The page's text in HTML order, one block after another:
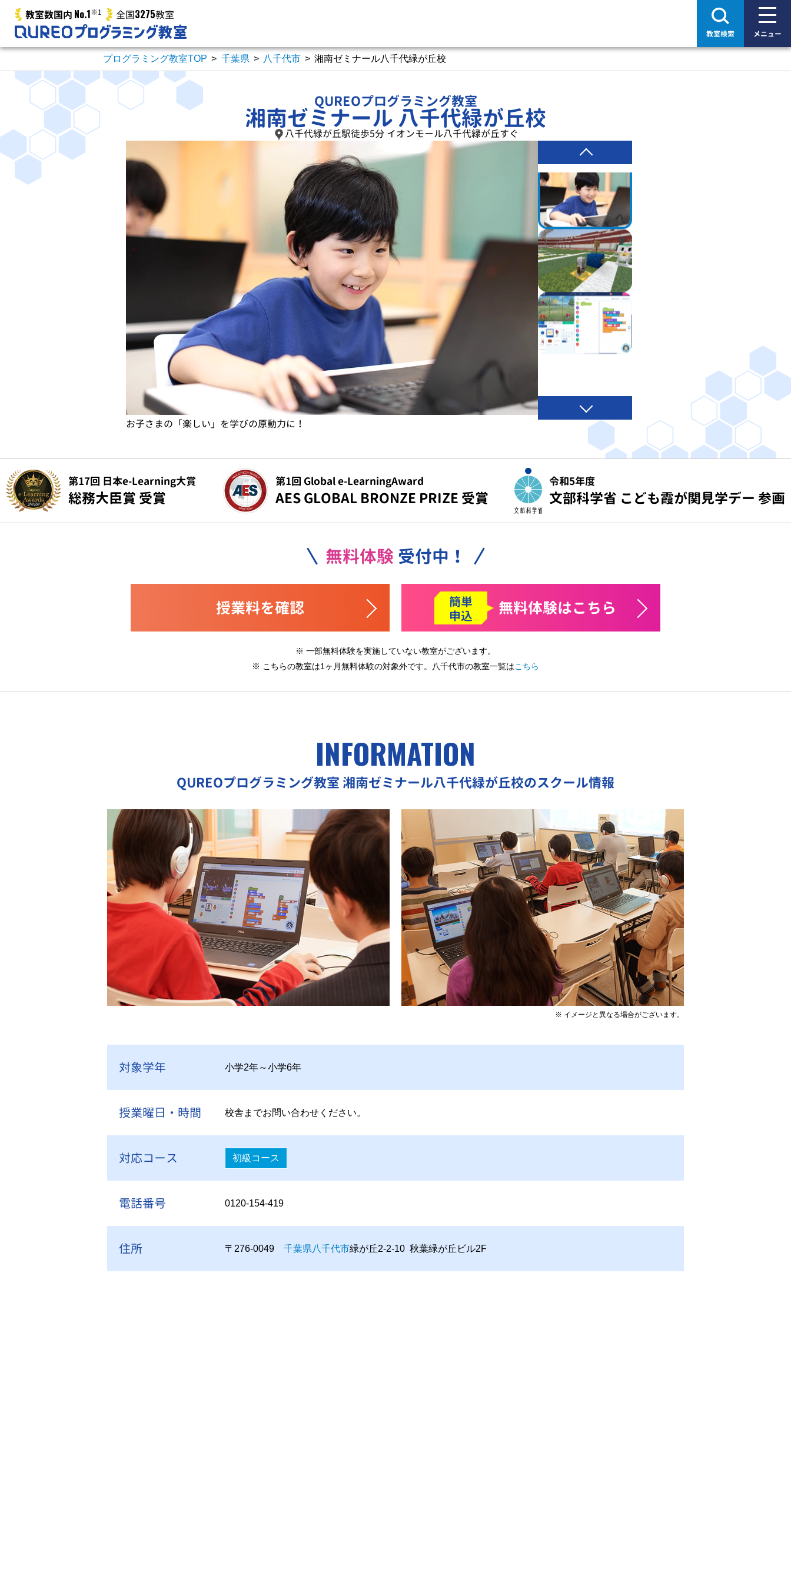
教室数国内 No.1※1 全国3275教室
教室検索 メニュー
プログラミング教室TOP > 千葉県 > 八千代市 > 湘南ゼミナール八千代緑が丘校
QUREOプログラミング教室
湘南ゼミナール 八千代緑が丘校
八千代緑が丘駅徒歩5分 イオンモール八千代緑が丘すぐ
初めはマイクラで楽しく基本を学びます
第17回 日本e-Learning大賞
総務大臣賞 受賞
第1回 Global e-LearningAward
AES GLOBAL BRONZE PRIZE 受賞
令和5年度
文部科学省 こども霞が関見学デー 参画
無料体験 受付中！
授業料を確認
簡単
申込
無料体験はこちら
※ 一部無料体験を実施していない教室がございます。
※ こちらの教室は1ヶ月無料体験の対象外です。
八千代市の教室一覧はこちら
INFORMATION
QUREOプログラミング教室 湘南ゼミナール八千代緑が丘校のスクール情報
※ イメージと異なる場合がございます。
対象学年 小学2年～小学6年
授業曜日・時間 校舎までお問い合わせください。
対応コース 初級コース
電話番号 0120-154-419
住所 〒276-0049 千葉県八千代市緑が丘2-2-10 秋葉緑が丘ビル2F